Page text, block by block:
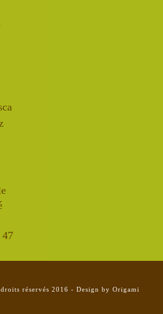
47
réservés 2016 - Design by Origami